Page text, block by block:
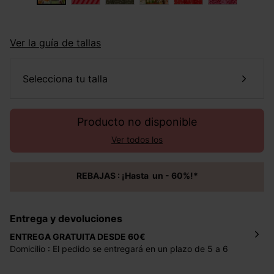
Ver la guía de tallas
selecciona tu talla
Producto no disponible
Ver todos los
REBAJAS : ¡Hasta un - 60%!*
Entrega y devoluciones
ENTREGA GRATUITA DESDE 60€
Domicilio : El pedido se entregará en un plazo de 5 a 6